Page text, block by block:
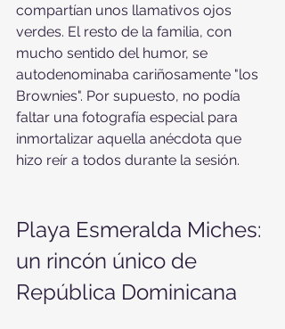
compartían unos llamativos ojos
verdes. El resto de la familia, con
mucho sentido del humor, se
autodenominaba cariñosamente "los
Brownies". Por supuesto, no podía
faltar una fotografía especial para
inmortalizar aquella anécdota que
hizo reír a todos durante la sesión.
Playa Esmeralda Miches:
un rincón único de
República Dominicana